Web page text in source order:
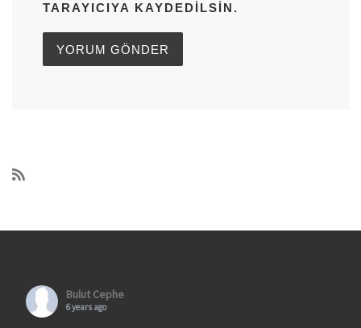
TARAYICIYA KAYDEDILSIN.
Bulut Cephe
6 years ago